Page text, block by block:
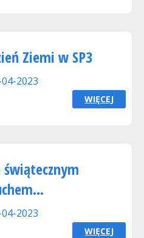
Ziemi w SP3
2023
WIĘCEJ
świątecznym
2023
WIĘCEJ